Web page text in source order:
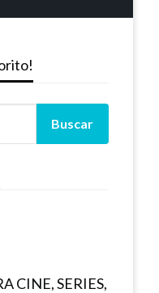
CINE, SERIES,